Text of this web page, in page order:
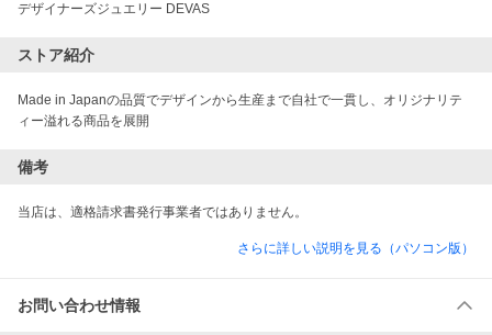
デザイナーズジュエリー DEVAS
ストア紹介
Made in Japanの品質でデザインから生産まで自社で一貫し、オリジナリテ
ィー溢れる商品を展開
備考
当店は、適格請求書発行事業者ではありません。
さらに詳しい説明を見る（パソコン版）
お問い合わせ情報